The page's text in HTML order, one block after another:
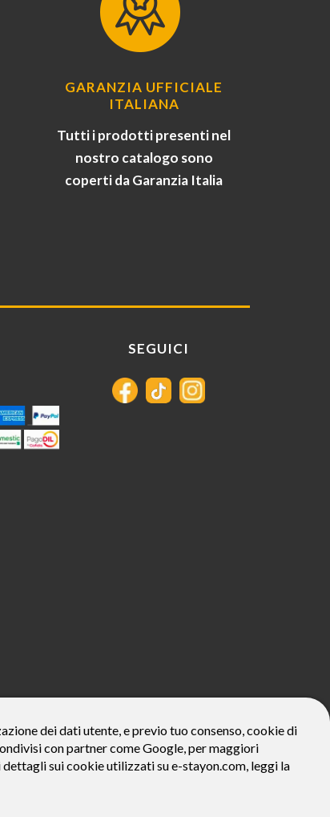
GARANZIA UFFICIALE
ITALIANA
Tutti i prodotti presenti nel
nostro catalogo sono
coperti da Garanzia Italia
SEGUICI
del bene € 800, Tan fisso 12,24% Taeg 12,95%, in 23
rata a 90 giorni. Al fine di gestire le tue spese in modo
economiche e contrattuali, facendo riferimento
dei dati utente, e previo tuo consenso, cookie di
con partner come Google, per maggiori
sui cookie utilizzati su e-stayon.com, leggi la